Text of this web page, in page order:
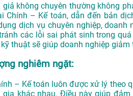
không chuyên thường không
Chính – Kế toán, dẫn đến bản
dịch vụ chuyên nghiệp,
các lỗi sai phát sinh trong
thuật sẽ giúp doanh nghiệp giảm
nghiêm ngặt:
– Kế toán luôn được xử lý theo
gia khác nhau. Điều này giúp